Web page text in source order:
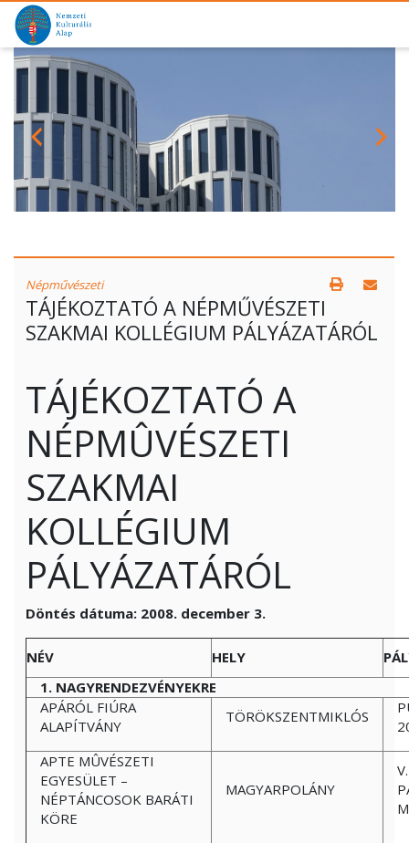
Népművészeti
TÁJÉKOZTATÓ A NÉPMŰVÉSZETI
SZAKMAI KOLLÉGIUM PÁLYÁZATÁRÓL
TÁJÉKOZTATÓ A
NÉPMÛVÉSZETI
SZAKMAI
KOLLÉGIUM
PÁLYÁZATÁRÓL
Döntés dátuma: 2008. december 3.
NÉV HELY
1. NAGYRENDEZVÉNYEKRE
APÁRÓL FIÚRA
ALAPÍTVÁNY
TÖRÖKSZENTMIKLÓS
APTE MÛVÉSZETI
EGYESÜLET –
NÉPTÁNCOSOK BARÁTI
KÖRE
MAGYARPOLÁNY